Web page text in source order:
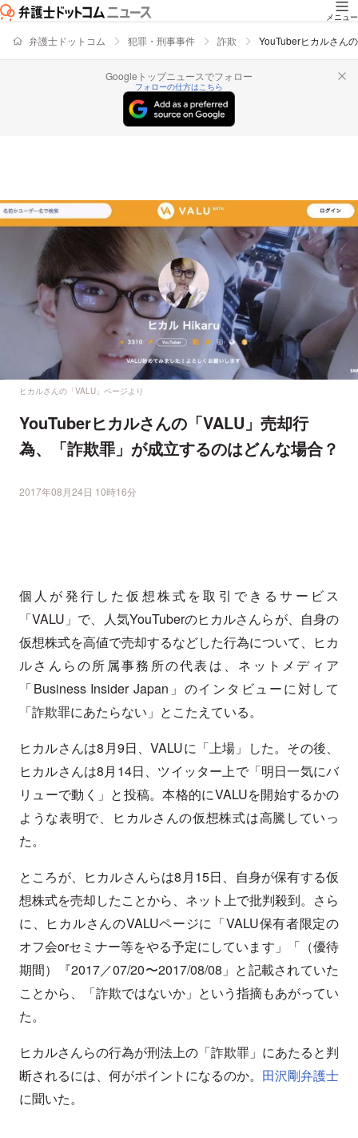
メニュー
弁護士ドットコム 犯罪・刑事事件 詐欺 YouTuberヒカルさん
Googleトップニュースでフォロー
フォローの仕方はこちら
ヒカルさんの「VALU」ページより
YouTuberヒカルさんの「VALU」売却行
為、「詐欺罪」が成立するのはどんな場合？
2017年08月24日 10時16分
個人が発行した仮想株式を取引できるサービス
「VALU」で、人気YouTuberのヒカルさんらが、自身の
仮想株式を高値で売却するなどした行為について、ヒカ
ルさんらの所属事務所の代表は、ネットメディア
「Business Insider Japan」のインタビューに対して
「詐欺罪にあたらない」とこたえている。
ヒカルさんは8月9日、VALUに「上場」した。その後、
ヒカルさんは8月14日、ツイッター上で「明日一気にバ
リューで動く」と投稿。本格的にVALUを開始するかの
ような表明で、ヒカルさんの仮想株式は高騰していっ
た。
ところが、ヒカルさんらは8月15日、自身が保有する仮
想株式を売却したことから、ネット上で批判殺到。さら
に、ヒカルさんのVALUページに「VALU保有者限定の
オフ会orセミナー等をやる予定にしています」「（優待
期間）『2017／07/20〜2017/08/08」と記載されていた
ことから、「詐欺ではないか」という指摘もあがってい
た。
ヒカルさんらの行為が刑法上の「詐欺罪」にあたると判
断されるには、何がポイントになるのか。 田沢剛弁護士
に聞いた。